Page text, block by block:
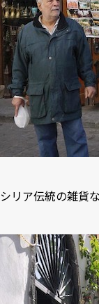
シリア伝統の雑貨